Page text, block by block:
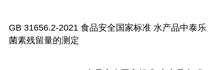
GB 31656.2-2021 食品安全国家标准 水产品中泰乐
菌素残留量的测定